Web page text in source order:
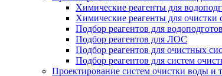
Химические реагенты для
Химические реагенты для очистки
Подбор реагентов для
Подбор реагентов для ЛОС
Подбор реагентов для очистных
Подбор реагентов для систем
Проектирование систем очистки воды и